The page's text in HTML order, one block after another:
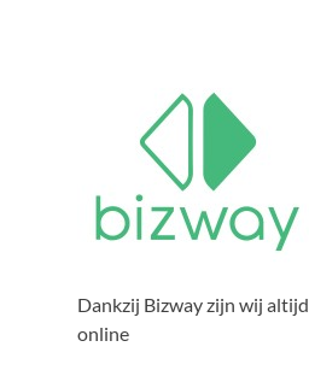
Dankzij Bizway zijn wij altijd
online